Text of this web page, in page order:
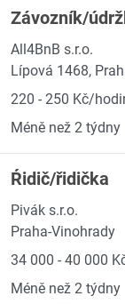
Závozník/
All4BnB s.r.o.
Lípová 1468,
220 - 250 Kč/
Méně než 2 týdny
Ŕidič/řidička
Pivák s.r.o.
Praha-Vinohrady
34 000 - 40 000
Méně než 2 týdny